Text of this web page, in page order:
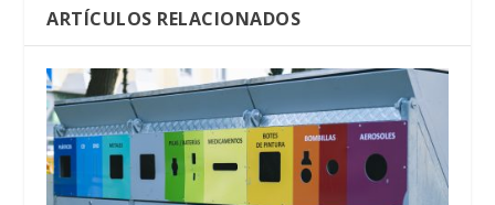
ARTÍCULOS RELACIONADOS